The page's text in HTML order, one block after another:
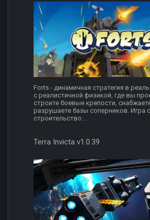
Forts - динамичная стратегия в
с реалистичной физикой, где вы
строите боевые крепости,
разрушаете базы соперников. Игра
строительство...
Terra Invicta v1.0.39